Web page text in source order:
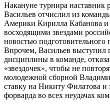
Накануне турнира наставник
Васильев отчислил из
Америки Кирилла Кабанова и
восходящими звездами
новостью подготовительного
Впрочем, Васильев выступил
дисциплины в команде,
«звездочек», чтобы не
молодежной сборной
ставку на Никиту Филатова и
форварда во всех неудачах